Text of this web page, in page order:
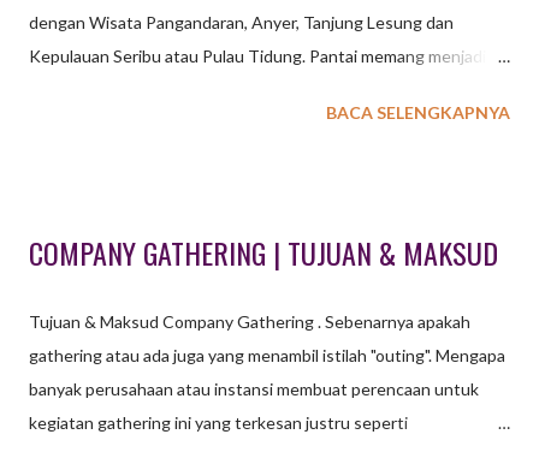
dengan Wisata Pangandaran, Anyer, Tanjung Lesung dan
Kepulauan Seribu atau Pulau Tidung. Pantai memang menjadi
keindahan maupun kenyamanan. Tidak perlu games yang
GATHERING DENGAN KONSEP PANTAI Suara deburan ombak
panorama saat kita berada di pantai. Beberapa aktifitas olah raga
air atau yang dikenal dengan istilah watersport menjadi aktifitas
wajib bagi para pelancong atau wisatawan. Snorkeling, Jetski,
Banana Boat, Sea Kayak, Pedal Boat atau hanya sekedar
BACA SELENGKAPNYA
COMPANY GATHERING | TUJUAN & MAKSUD
Tujuan & Maksud Company Gathering . Sebenarnya apakah
gathering atau ada juga yang menambil istilah "outing". Mengapa
banyak perusahaan atau instansi membuat perencaan untuk
kegiatan gathering ini yang terkesan justru seperti